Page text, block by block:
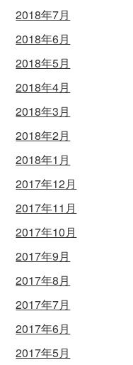
2018年7月
2018年6月
2018年5月
2018年4月
2018年3月
2018年2月
2018年1月
2017年12月
2017年11月
2017年10月
2017年9月
2017年8月
2017年7月
2017年6月
2017年5月